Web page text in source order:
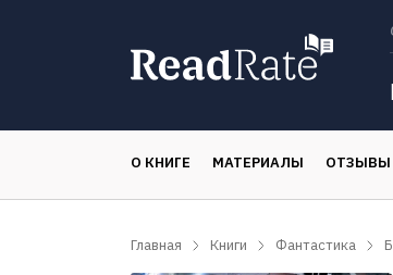
О КНИГЕ МАТЕРИАЛЫ ОТЗЫВЫ
Главная Книги Фантастика